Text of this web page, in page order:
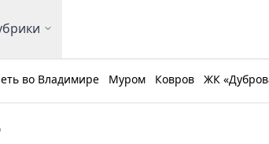
во Владимире Муром Ковров ЖК